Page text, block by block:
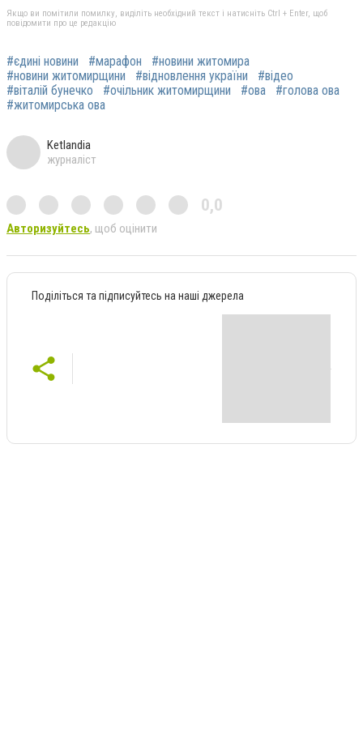
Якщо ви помітили помилку, виділіть необхідний текст і натисніть Ctrl + Enter, щоб
повідомити про це редакцію
#єдині новини #марафон
#новини житомира
#новини житомирщини
#відновлення україни
#відео
#віталій бунечко
#очільник житомирщини #ова
#голова ова
#житомирська ова
Ketlandia
журналіст
0,0
Авторизуйтесь, щоб оцінити
Поділіться та підписуйтесь на наші джерела